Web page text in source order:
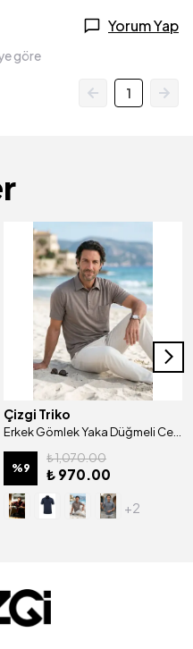
Yorum Yap
göre
1
Çizgi Triko
Erkek Gömlek Yaka Düğmeli Cepli Tişört Klasik Kalıp - 5100
%9
₺ 1,070.00
₺ 970.00
+2